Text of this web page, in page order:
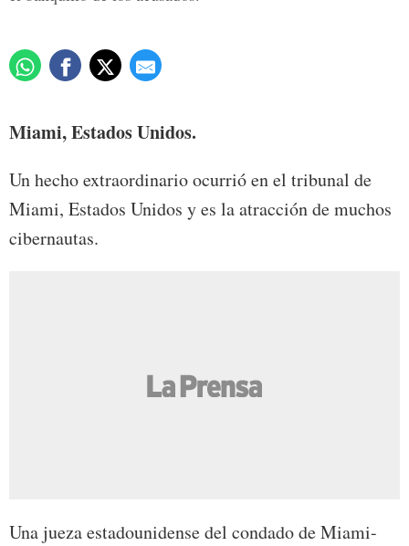
Miami, Estados Unidos.
Un hecho extraordinario ocurrió en el tribunal de
Miami, Estados Unidos y es la atracción de muchos
cibernautas.
Una jueza estadounidense del condado de Miami-